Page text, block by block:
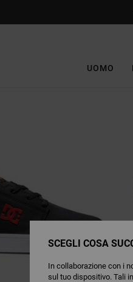
UOMO
SCEGLI COSA
In collaborazione con i
sul tuo dispositivo. Tali